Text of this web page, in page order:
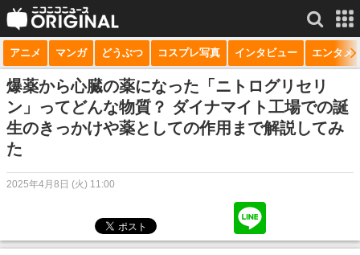
サービス一覧 もっと見る
niconico
動画
ニュース
マンガ
アニメ マンガ どうぶつ コスプレ写真 インタビュー エンタメ
爆薬から心臓の薬になった「ニトログリセリ
ン」ってどんな物質？ ダイナマイト工場での誕
生のきっかけや薬としての作用まで解説してみ
た
2025年4月8日 (火) 11:00